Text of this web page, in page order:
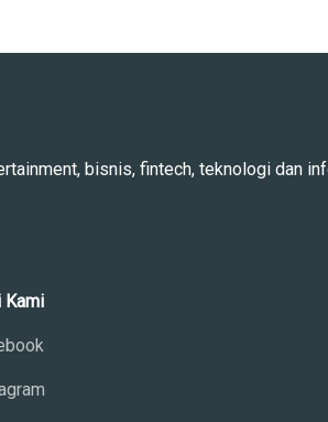
bisnis, fintech, teknologi dan
Kami